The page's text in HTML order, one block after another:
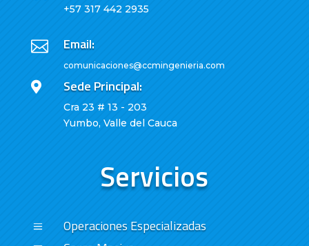
+57 317 442 2935
 Email:
comunicaciones@ccmingenieria.com
 Sede Principal:
Cra 23 # 13 - 203
Yumbo, Valle del Cauca
Servicios
a Operaciones Especializadas